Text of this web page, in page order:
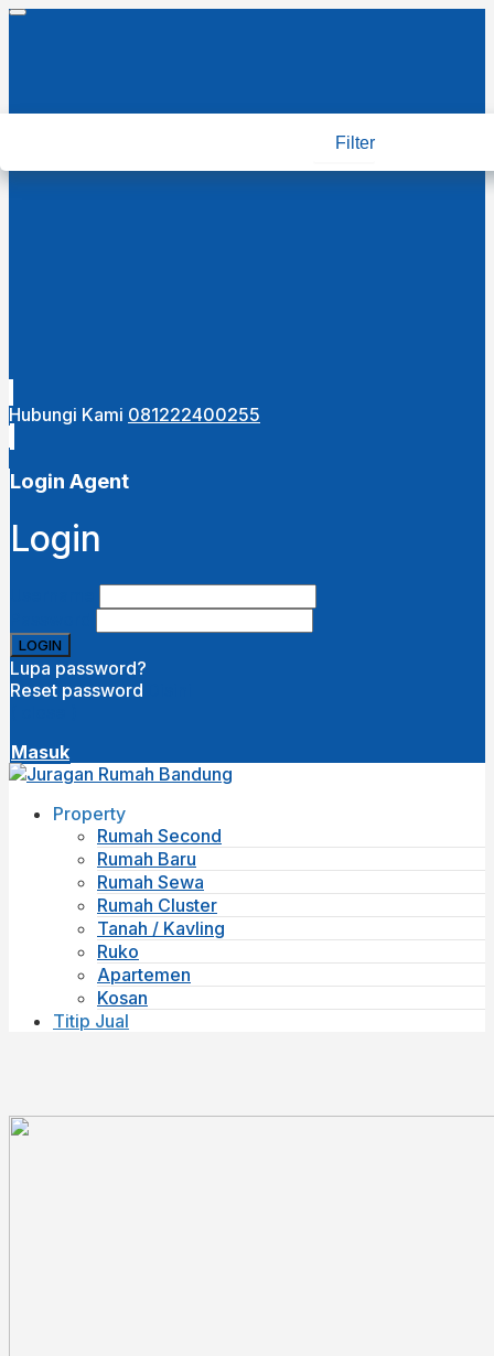
Hubungi Kami 081222400255
Login Agent
Login
Lupa password?
Reset password
Masuk
Property
Rumah Second
Rumah Baru
Rumah Sewa
Rumah Cluster
Tanah / Kavling
Ruko
Apartemen
Kosan
Titip Jual
Filter